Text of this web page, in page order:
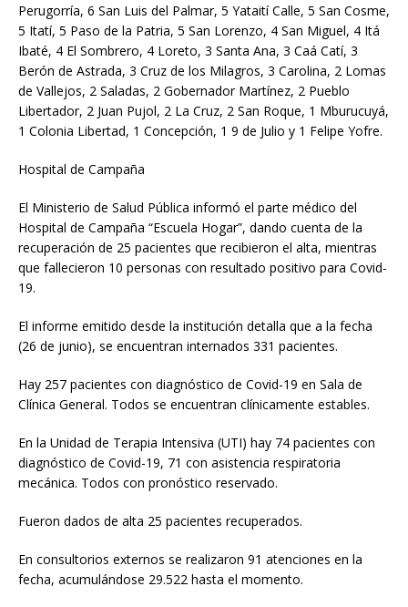
Perugorría, 6 San Luis del Palmar, 5 Yataití Calle, 5 San Cosme,
5 Itatí, 5 Paso de la Patria, 5 San Lorenzo, 4 San Miguel, 4 Itá
Ibaté, 4 El Sombrero, 4 Loreto, 3 Santa Ana, 3 Caá Catí, 3
Berón de Astrada, 3 Cruz de los Milagros, 3 Carolina, 2 Lomas
de Vallejos, 2 Saladas, 2 Gobernador Martínez, 2 Pueblo
Libertador, 2 Juan Pujol, 2 La Cruz, 2 San Roque, 1 Mburucuyá,
1 Colonia Libertad, 1 Concepción, 1 9 de Julio y 1 Felipe Yofre.
Hospital de Campaña
El Ministerio de Salud Pública informó el parte médico del
Hospital de Campaña “Escuela Hogar”, dando cuenta de la
recuperación de 25 pacientes que recibieron el alta, mientras
que fallecieron 10 personas con resultado positivo para Covid-
19.
El informe emitido desde la institución detalla que a la fecha
(26 de junio), se encuentran internados 331 pacientes.
Hay 257 pacientes con diagnóstico de Covid-19 en Sala de
Clínica General. Todos se encuentran clínicamente estables.
En la Unidad de Terapia Intensiva (UTI) hay 74 pacientes con
diagnóstico de Covid-19, 71 con asistencia respiratoria
mecánica. Todos con pronóstico reservado.
Fueron dados de alta 25 pacientes recuperados.
En consultorios externos se realizaron 91 atenciones en la
fecha, acumulándose 29.522 hasta el momento.